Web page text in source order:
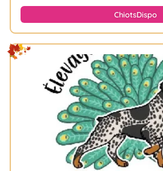
ChiotsDispo